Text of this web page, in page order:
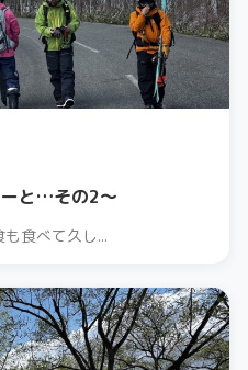
ーと…その2〜
食べて久し...